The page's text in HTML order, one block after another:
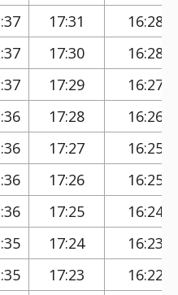
17:31
16:28
17:30
16:28
17:29
16:27
17:28
16:26
17:27
16:25
17:26
16:25
17:25
16:24
17:24
16:23
17:23
16:22